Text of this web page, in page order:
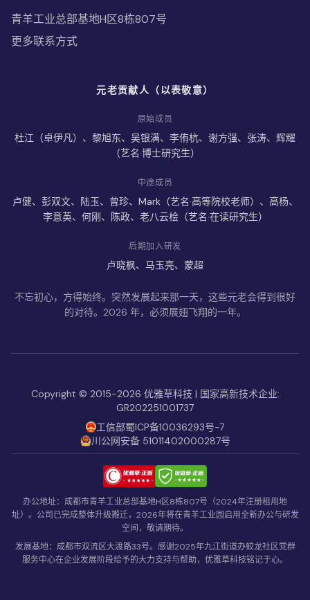
青羊工业总部基地H区8栋807号
更多联系方式
元老贡献人（以表敬意）
原始成员
杜江（卓伊凡）、黎旭东、吴银满、李侑杭、谢方强、张涛、辉耀
（艺名·博士研究生）
中途成员
卢健、彭双文、陆玉、曾珍、Mark（艺名·高等院校老师）、高杨、
李意英、何刚、陈政、老八云桧（艺名·在读研究生）
后期加入研发
卢晓枫、马玉亮、蒙超
不忘初心，方得始终。突然发展起来那一天，这些元老会得到很好
的对待。2026 年，必须展翅飞翔的一年。
Copyright © 2015-2026 优雅草科技 | 国家高新技术企业:
GR202251001737
工信部蜀ICP备10036293号-7
川公网安备 51011402000287号
办公地址：成都市青羊工业总部基地H区8栋807号（2024年注册租用地
址）。公司已完成整体升级搬迁，2026年将在青羊工业园启用全新办公与研发
空间，敬请期待。
发展基地：成都市双流区大渡路33号。感谢2025年九江街道办蛟龙社区党群
服务中心在企业发展阶段给予的大力支持与帮助，优雅草科技铭记于心。